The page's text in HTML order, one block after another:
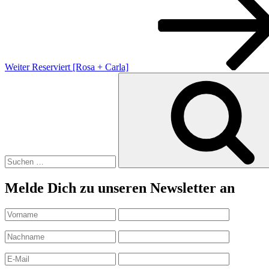
Weiter Reserviert [Rosa + Carla]
Melde Dich zu unseren Newsletter an